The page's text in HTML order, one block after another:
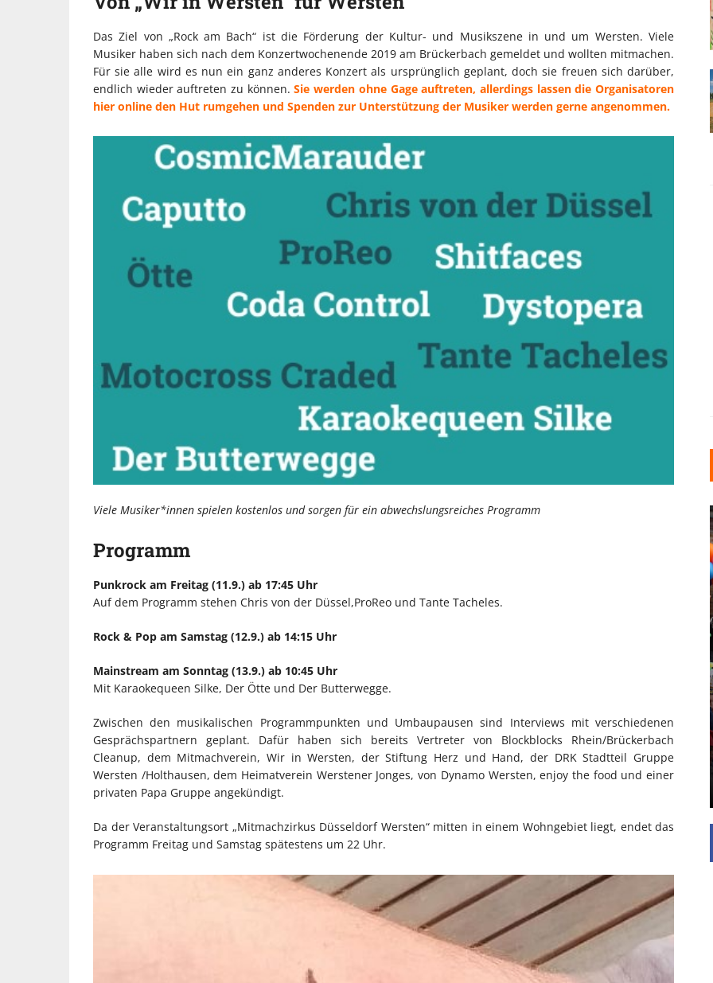
Das Ziel von „Rock am Bach“ ist die Förderung der Kultur- und Musikszene in und um Wersten. Viele
Musiker haben sich nach dem Konzertwochenende 2019 am Brückerbach gemeldet und wollten mitmachen.
Für sie alle wird es nun ein ganz anderes Konzert als ursprünglich geplant, doch sie freuen sich darüber,
endlich wieder auftreten zu können.Sie werden ohne Gage auftreten, allerdings lassen die Organisatoren
hier online den Hut rumgehen und Spenden zur Unterstützung der Musiker werden gerne angenommen.
Viele Musiker*innen spielen kostenlos und sorgen für ein abwechslungsreiches Programm
Programm
Punkrock am Freitag (11.9.) ab 17:45 Uhr
Auf dem Programm stehen Chris von der Düssel,ProReo und Tante Tacheles.
Rock & Pop am Samstag (12.9.) ab 14:15 Uhr
Mainstream am Sonntag (13.9.) ab 10:45 Uhr
Mit Karaokequeen Silke, Der Ötte und Der Butterwegge.
Zwischen den musikalischen Programmpunkten und Umbaupausen sind Interviews mit verschiedenen
Gesprächspartnern geplant. Dafür haben sich bereits Vertreter von Blockblocks Rhein/Brückerbach
Cleanup, dem Mitmachverein, Wir in Wersten, der Stiftung Herz und Hand, der DRK Stadtteil Gruppe
Wersten /Holthausen, dem Heimatverein Werstener Jonges, von Dynamo Wersten, enjoy the food und einer
privaten Papa Gruppe angekündigt.
Da der Veranstaltungsort „Mitmachzirkus Düsseldorf Wersten“ mitten in einem Wohngebiet liegt, endet das
Programm Freitag und Samstag spätestens um 22 Uhr.
Die Inspiration des industriellen Chics sind die
Werkshallen des Industriezeitalters. Die Basis für
diesen Stil sind große Räume, schlicht gehalten
mit rustikalen Elementen und großen
Fensterflächen. Wie so vieles wurde ...